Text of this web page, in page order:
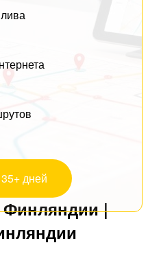
дней
Финляндии |